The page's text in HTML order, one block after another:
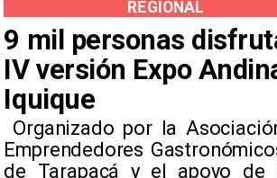
9 mil personas
IV versión Expo
Iquique
Organizado por la
Emprendedores
de Tarapacá y el apoyo de
REGIONAL